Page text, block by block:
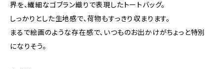
界を、繊細なゴブラン織りで表現したトートバッグ。
しっかりとした生地感で、荷物もすっきり収まります。
まるで絵画のような存在感で、いつものお出かけがちょっと特別
になりそう。